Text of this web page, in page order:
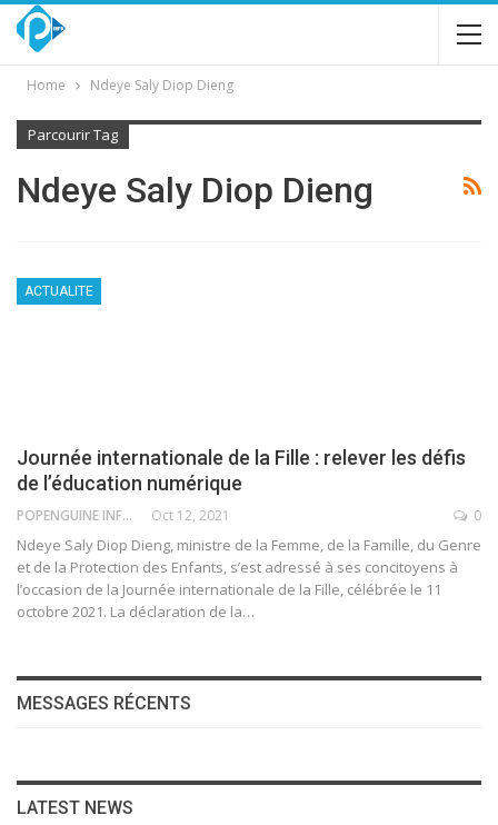
Home Ndeye Saly Diop Dieng
Parcourir Tag
Ndeye Saly Diop Dieng
ACTUALITE
Journée internationale de la Fille : relever les défis
de l’éducation numérique
POPENGUINE INFO Oct 12, 2021 0
Ndeye Saly Diop Dieng, ministre de la Femme, de la Famille, du Genre
et de la Protection des Enfants, s’est adressé à ses concitoyens à
l’occasion de la Journée internationale de la Fille, célébrée le 11
octobre 2021. La déclaration de la…
MESSAGES RÉCENTS
LATEST NEWS